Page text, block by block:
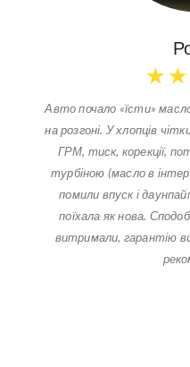
★ ★
Авто почало «їсти»
на розгоні. У хлопців
ГРМ, тиск, корекції,
турбіною (масло в
помили впуск і
поїхала як нова.
витримали, гарантію